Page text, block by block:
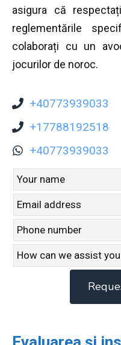
asigura că
reglementările
colaborați cu un
jocurilor de noroc.
+40773939033
+17788192518
+40773939033
Leave
this
blank